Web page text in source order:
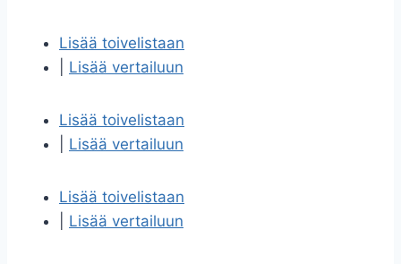
Lisää toivelistaan
Lisää vertailuun
Lisää toivelistaan
Lisää vertailuun
Lisää toivelistaan
Lisää vertailuun